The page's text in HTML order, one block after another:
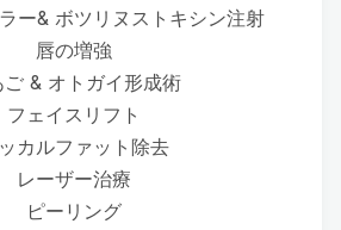
ー& ボツリヌストキシン注射
唇の増強
ご & オトガイ形成術
フェイスリフト
カルファット除去
レーザー治療
ピーリング